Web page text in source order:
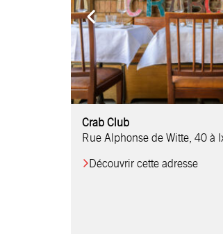
Comptoir Chouchou
Crab Club
Rue Alphonse de Witte, 40 à
Découvrir cette adresse
OM Restaurant
Table & Comptoir
Le Relais d’Orti
Studio 97
Löctave Restaurant
F-eat Restaurant
L’Art des Mets
Restaurant Harmonie
La Table de Jean